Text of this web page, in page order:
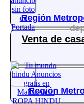
Región
Venta de
Región